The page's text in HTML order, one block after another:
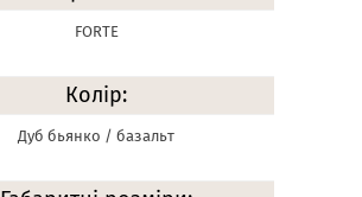
FORTE
Колір:
Дуб бьянко / базальт